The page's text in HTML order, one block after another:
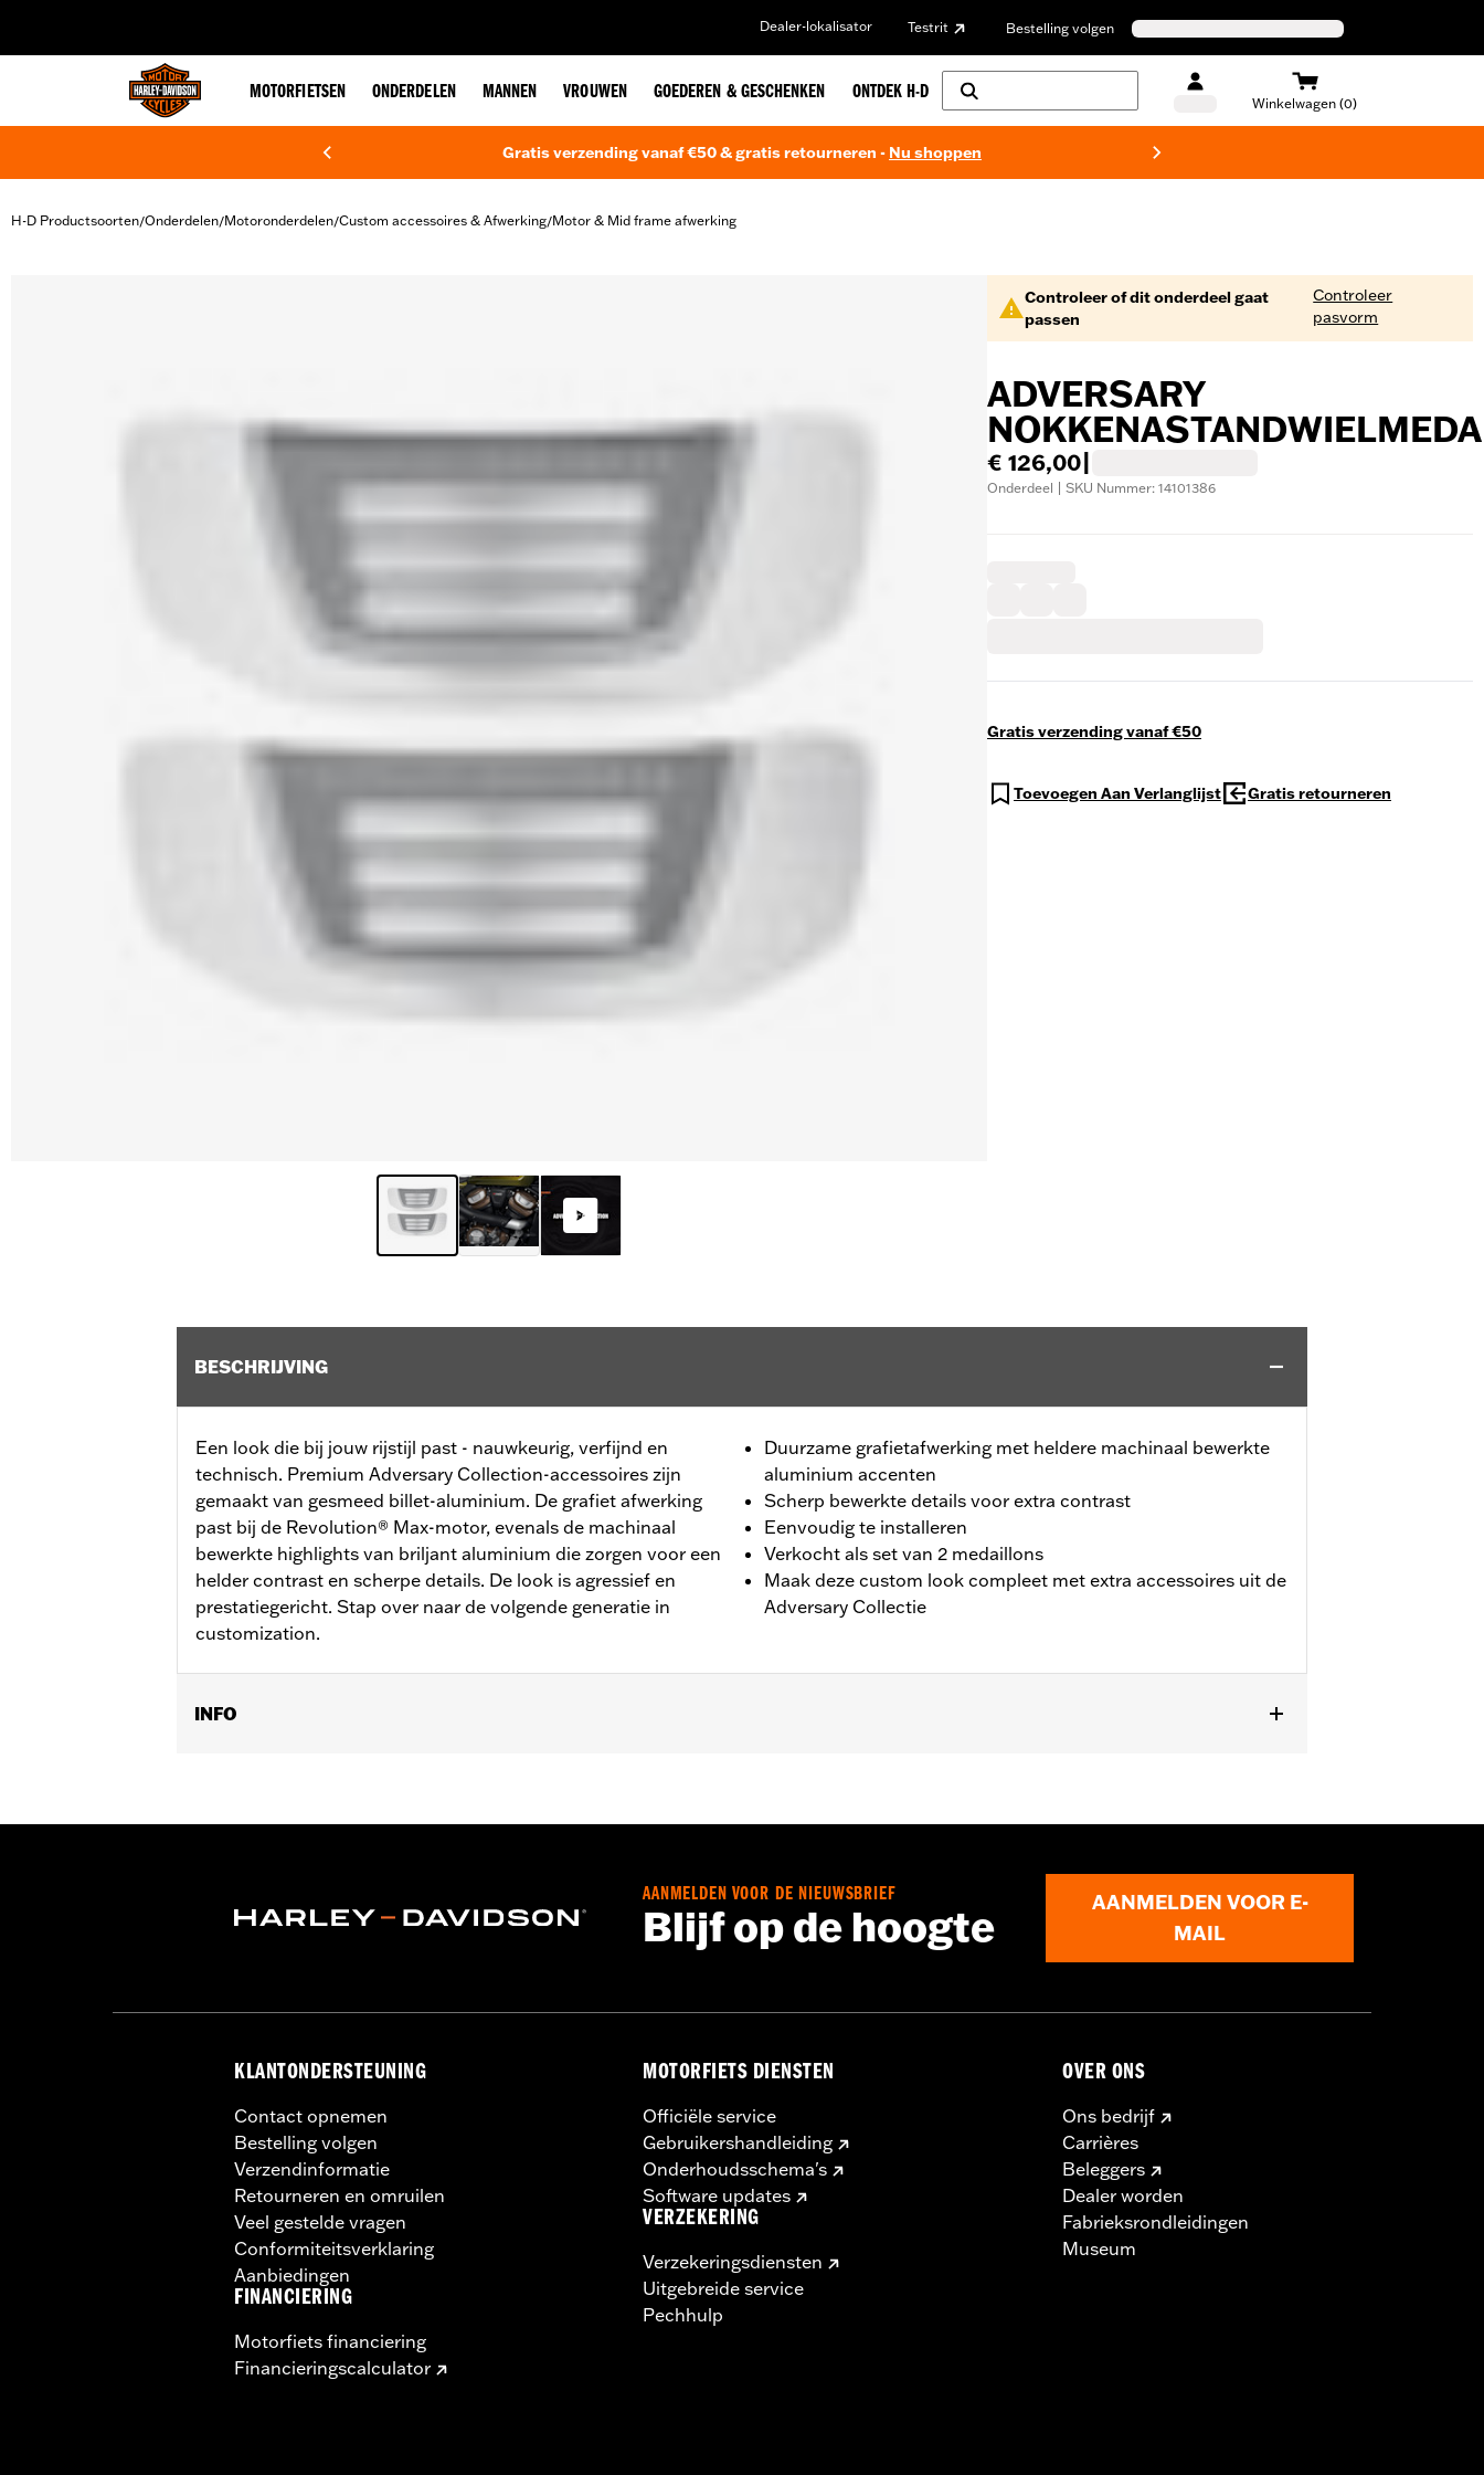
Dealer-lokalisator Testrit Bestelling volgen
MOTORFIETSEN ONDERDELEN MANNEN VROUWEN GOEDEREN & GESCHENKEN ONTDEK H-D
Winkelwagen (0)
Gratis verzending vanaf €50 & gratis retourneren - Nu shoppen
H-D Productsoorten/Onderdelen/Motoronderdelen/Custom accessoires & Afwerking/Motor & Mid frame afwerking
Controleer of dit onderdeel gaat
passen
Controleer
pasvorm
ADVERSARY
€ 126,00
Onderdeel | SKU Nummer: 14101386
Gratis verzending vanaf €50
Toevoegen Aan Verlanglijst Gratis retourneren
BESCHRIJVING
Een look die bij jouw rijstijl past - nauwkeurig, verfijnd en
technisch. Premium Adversary Collection-accessoires zijn
gemaakt van gesmeed billet-aluminium. De grafiet afwerking
past bij de Revolution® Max-motor, evenals de machinaal
bewerkte highlights van briljant aluminium die zorgen voor een
helder contrast en scherpe details. De look is agressief en
prestatiegericht. Stap over naar de volgende generatie in
customization.
Duurzame grafietafwerking met heldere machinaal bewerkte
aluminium accenten
Scherp bewerkte details voor extra contrast
Eenvoudig te installeren
Verkocht als set van 2 medaillons
Maak deze custom look compleet met extra accessoires uit de
Adversary Collectie
INFO
Collectie:Adversary
AANMELDEN VOOR DE NIEUWSBRIEF
Blijf op de hoogte
AANMELDEN VOOR E-
MAIL
KLANTONDERSTEUNING
Contact opnemen
Bestelling volgen
Verzendinformatie
Retourneren en omruilen
Veel gestelde vragen
Conformiteitsverklaring
Aanbiedingen
FINANCIERING
Motorfiets financiering
Financieringscalculator
MOTORFIETS DIENSTEN
Officiële service
Gebruikershandleiding
Onderhoudsschema's
Software updates
VERZEKERING
Verzekeringsdiensten
Uitgebreide service
Pechhulp
OVER ONS
Ons bedrijf
Carrières
Beleggers
Dealer worden
Fabrieksrondleidingen
Museum